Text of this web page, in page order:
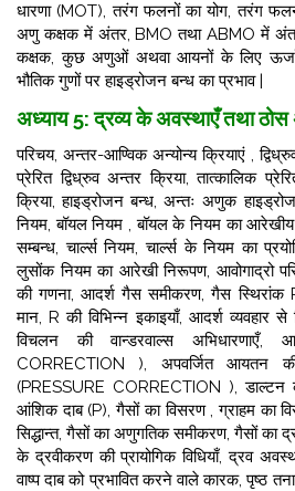
धारणा (MOT),तरंग फलनों का योग, तरंग
अणु कक्षक में अंतर, BMO तथा ABMO में
कक्षक, कुछ अणुओं अथवा आयनों के लिए
भौतिक गुणों पर हाइड्रोजन बन्ध का प्रभाव |
अध्याय 5: द्रव्य के अवस्थाएँ तथा
परिचय, अन्तर-आण्विक अन्योन्य क्रियाएं ,
प्रेरित द्विध्रुव अन्तर क्रिया, तात्कालिक
क्रिया, हाइड्रोजन बन्ध, अन्तः अणुक
नियम, बॉयल नियम , बॉयल के नियम का
सम्बन्ध, चार्ल्स नियम, चार्ल्स के नियम का
लुसोंक नियम का आरेखी निरूपण, आवोगाद्रो
की गणना, आदर्श गैस समीकरण, गैस स्थिरांक
मान, R की विभिन्न इकाइयाँ, आदर्श व्यवहार
विचलन की वान्डरवाल्स अभिधारणाएँ,
CORRECTION ), अपवर्जित आयतन
(PRESSURE CORRECTION ),
आंशिक दाब (P), गैसों का विसरण , ग्राहम का
सिद्धान्त, गैसों का अणुगतिक समीकरण, गैसों का
के द्रवीकरण की प्रायोगिक विधियाँ,द्रव
वाष्प दाब को प्रभावित करने वाले कारक, पृष्ठ